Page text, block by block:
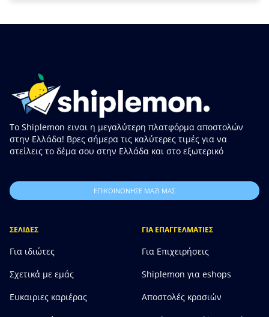
Το Shiplemon ειναι η μεγαλύτερη πλατφόρμα αποστολών
στην Ελλάδα! Βρες σήμερα τις καλύτερες τιμές για να
στείλεις το δέμα σου στην Ελλάδα και στο εξωτερικό
ΕΠΙΚΟΙΝΩΝΗΣΕ ΜΑΖΙ ΜΑΣ
ΣΕΛΙΔΕΣ
Για ιδιώτες
Σχετικά με εμάς
Ευκαιριες καριέρας
ΓΙΑ ΕΠΑΓΓΕΛΜΑΤΙΕΣ
Για Επιχειρήσεις
Shiplemon για eshops
Αποστολές κρασιών